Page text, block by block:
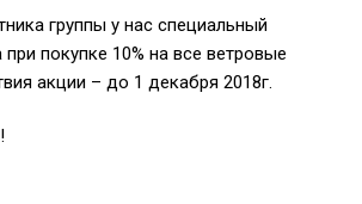
группы у нас специальный
покупке 10% на все ветровые
акции – до 1 декабря 2018г.